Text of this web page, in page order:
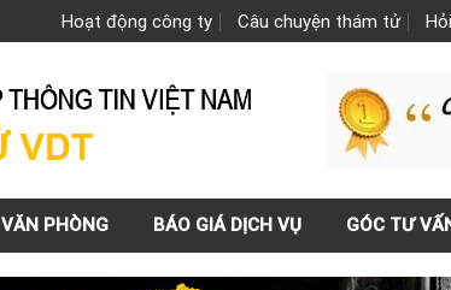
Hoạt động công ty Câu chuyện thám tử
VĂN PHÒNG BÁO GIÁ DỊCH VỤ GÓC TƯ